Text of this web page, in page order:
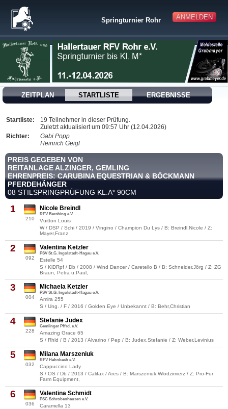
ANMELDEN
Springturnier Rohr
ZEITPLAN STARTLISTE ERGEBNISSE
Startliste:
19 Teilnehmer in dieser Prüfung.
Zuletzt aktualisiert um 09:57 Uhr (12.04.2026)
Richter:
Gabi Popp
Heinrich Geigl
PREIS GEGEBEN VON
REITANLAGE ALZINGER, GEMLING
EHRENPREIS: CARUBINA EQUESTRIAN & BÖCKMANN
PFERDEHÄNGER
08 STILSPRINGPRÜFUNG KL.A* 90CM
1
210
Nicole Breindl
RFV Berching e.V.
Vuitton Louis
W / DSP / Schi / 2019 / Vingino / Champion Du Lys / B: Breindl,Nicole / Z:
Mayer,Franz
2
092
Valentina Ketzler
PSV St.G. Ingolstadt-Hagau e.V.
Estelle 54
S / KlDRpf / Db / 2008 / Wind Dancer / Caretello B / B: Schneider,Jörg / Z: ZG
Braun, Petra u.Paul,
3
004
Michaela Ketzler
PSV St.G. Ingolstadt-Hagau e.V.
Amira 255
S / Ung. / F / 2016 / Golden Eye / Unbekannt / B: Behr,Christian
4
228
Stefanie Judex
Gemlinger Pffrd. e.V.
Amazing Grace 65
S / Rhld / B / 2013 / Alvarino / Pep / B: Judex,Stefanie / Z: Weber,Levinius
5
032
Milana Marszeniuk
RFV Hahnbach e.V.
Cappuccino Lady
S / OS / Db / 2013 / Califax / Ares / B: Marszeniuk,Wlodzimierz / Z: Pro-Fur
Farm Equipment,
6
036
Valentina Schmidt
PSC Schrobenhausen e.V.
Caramella 13